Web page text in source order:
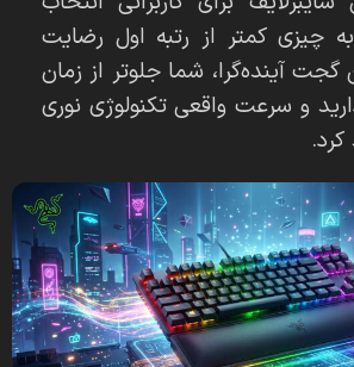
چیزی کمتر از رتبه اول رضایت
گجت آینده‌گرا، شما جلوتر از زمان
و سرعت واقعی تکنولوژی نوری